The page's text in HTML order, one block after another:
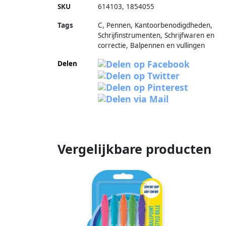
SKU 614103, 1854055
Tags
C, Pennen, Kantoorbenodigdheden,
Schrijfinstrumenten, Schrijfwaren en
correctie, Balpennen en vullingen
Delen
Vergelijkbare producten